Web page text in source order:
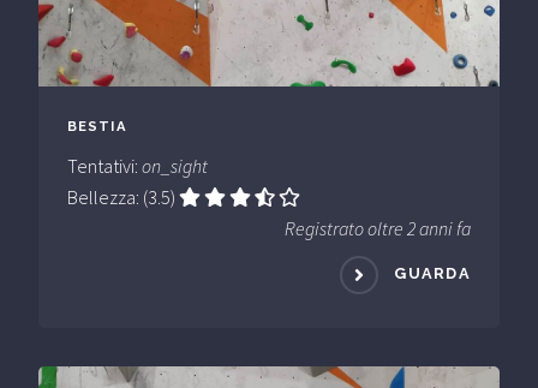
BESTIA
Tentativi: on_sight
Bellezza: (3.5)
Registrato oltre 2 anni fa
GUARDA